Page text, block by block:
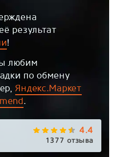
результат
!
любим
по обмену
Яндекс.Маркет
.
4.4
1377 отзыва